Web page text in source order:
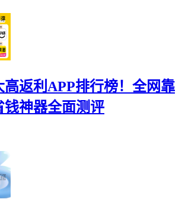
高返利APP排行榜！全网靠
钱神器全面测评